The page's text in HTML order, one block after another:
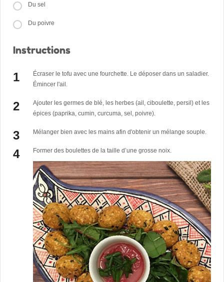
Du sel
Du poivre
Instructions
Écraser le tofu avec une fourchette. Le déposer dans un saladier.
Émincer l'ail.
Ajouter les germes de blé, les herbes (ail, ciboulette, persil) et les
épices (paprika, cumin, curcuma, sel, poivre).
Mélanger bien avec les mains afin d'obtenir un mélange souple.
Former des boulettes de la taille d’une grosse noix.